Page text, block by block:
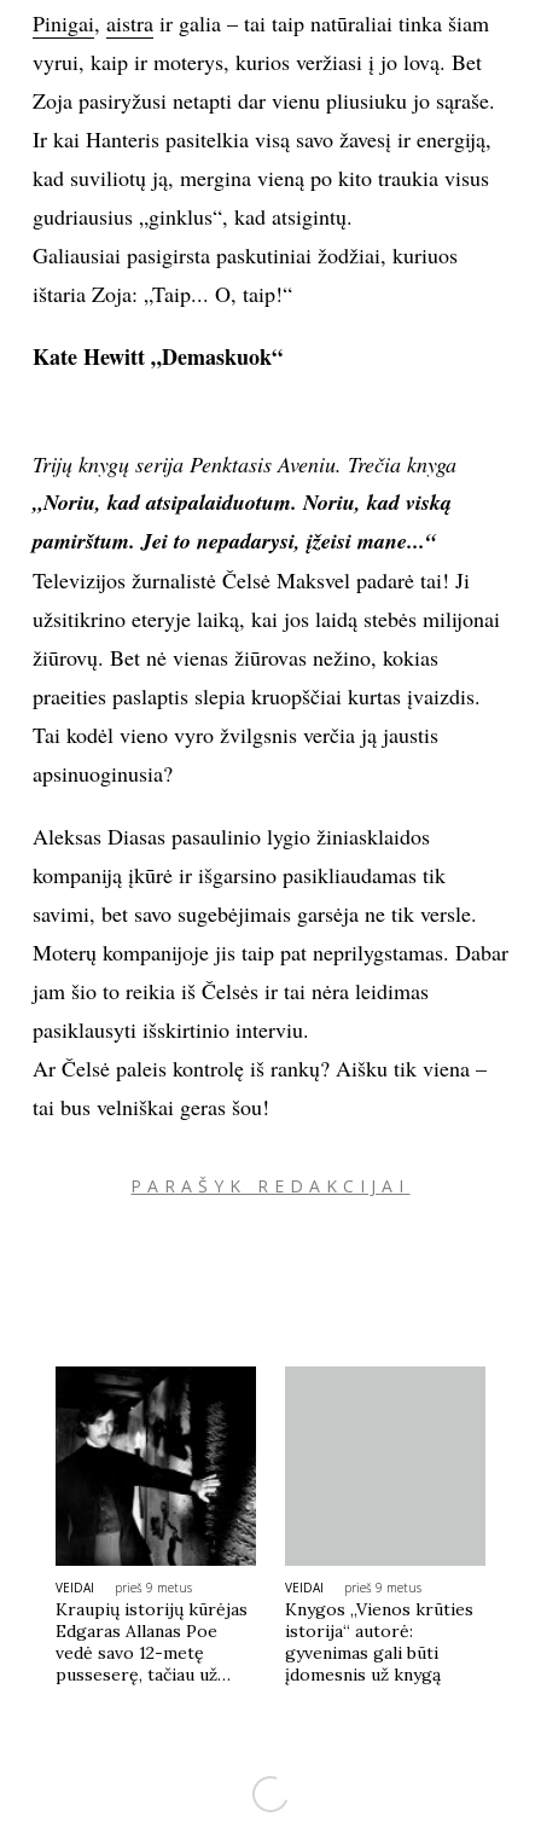
NELAIMĖS
KONTAKTAI
PRIVATUMO POLITIKA
Sekite mus:
Prenumeruodami portalą,
Jūs sutinkate su
Pinigai, aistrair galia – tai taip natūraliai tinka šiam
vyrui, kaip ir moterys, kurios veržiasi į jo lovą. Bet
Zoja pasiryžusi netapti dar vienu pliusiuku jo sąraše.
Ir kai Hanteris pasitelkia visą savo žavesį ir energiją,
kad suviliotų ją, mergina vieną po kito traukia visus
gudriausius „ginklus“, kad atsigintų.
Galiausiai pasigirsta paskutiniai žodžiai, kuriuos
ištaria Zoja: „Taip... O, taip!“
Kate Hewitt „Demaskuok“
Trijų knygų serija Penktasis Aveniu. Trečia knyga
„Noriu, kad atsipalaiduotum. Noriu, kad viską
pamirštum. Jei to nepadarysi, įžeisi mane...“
Televizijos žurnalistė Čelsė Maksvel padarė tai! Ji
užsitikrino eteryje laiką, kai jos laidą stebės milijonai
žiūrovų. Bet nė vienas žiūrovas nežino, kokias
praeities paslaptis slepia kruopščiai kurtas įvaizdis.
Tai kodėl vieno vyro žvilgsnis verčia ją jaustis
apsinuoginusia?
Aleksas Diasas pasaulinio lygio žiniasklaidos
kompaniją įkūrė ir išgarsino pasikliaudamas tik
savimi, bet savo sugebėjimais garsėja ne tik versle.
Moterų kompanijoje jis taip pat neprilygstamas. Dabar
jam šio to reikia iš Čelsės ir tai nėra leidimas
pasiklausyti išskirtinio interviu.
Ar Čelsė paleis kontrolę iš rankų? Aišku tik viena –
tai bus velniškai geras šou!
PARAŠYK REDAKCIJAI
VEIDAI prieš 9 metus
Kraupių istorijų kūrėjas
Edgaras Allanas Poe
vedė savo 12-metę
pusseserę, tačiau už
VEIDAI prieš 9 metus
Knygos „Vienos krūties
istorija“ autorė:
gyvenimas gali būti
įdomesnis už knygą